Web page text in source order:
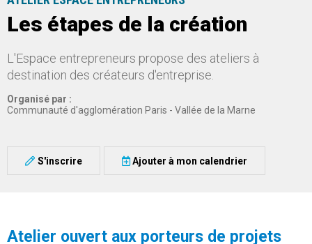
Les étapes de la création
L'Espace entrepreneurs propose des ateliers à
destination des créateurs d'entreprise.
Organisé par :
Communauté d'agglomération Paris - Vallée de la Marne
S'inscrire Ajouter à mon calendrier
Atelier ouvert aux porteurs de projets